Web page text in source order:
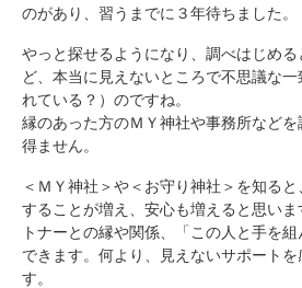
のがあり、習うまでに３年待ちました。
やっと探せるようになり、調べはじめ
ど、本当に見えないところで不思議な
れている？）のですね。
縁のあった方のＭＹ神社や事務所など
得ません。
＜ＭＹ神社＞や＜お守り神社＞を知る
することが増え、安心も増えると思い
トナーとの縁や関係、「この人と手を
できます。何より、見えないサポート
す。